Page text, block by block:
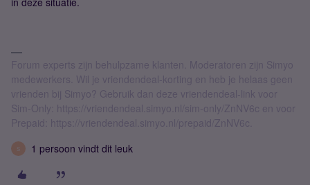
Forum experts zijn behulpzame klanten. Moderatoren zijn Simyo
medewerkers. Wil je vriendendeal-korting en heb je helaas geen
vrienden bij Simyo? Gebruik dan deze vriendendeal-link voor
Sim-Only: https://vriendendeal.simyo.nl/sim-only/ZnNV6c en voor
Prepaid: https://vriendendeal.simyo.nl/prepaid/ZnNV6c.
S 1 persoon vindt dit leuk